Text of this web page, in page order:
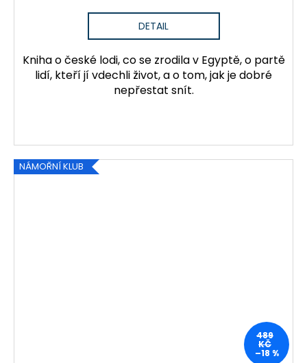
DETAIL
Kniha o české lodi, co se zrodila v Egyptě, o partě
lidí, kteří jí vdechli život, a o tom, jak je dobré
nepřestat snít.
NÁMOŘNÍ KLUB
489
KČ
–18 %